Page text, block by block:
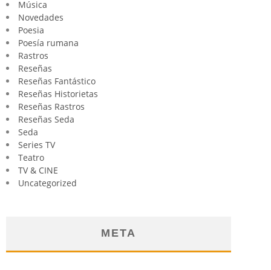
Música
Novedades
Poesia
Poesía rumana
Rastros
Reseñas
Reseñas Fantástico
Reseñas Historietas
Reseñas Rastros
Reseñas Seda
Seda
Series TV
Teatro
TV & CINE
Uncategorized
META